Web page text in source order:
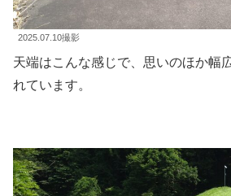
2025.07.10撮影
天端はこんな感じで、思いのほか幅
れています。